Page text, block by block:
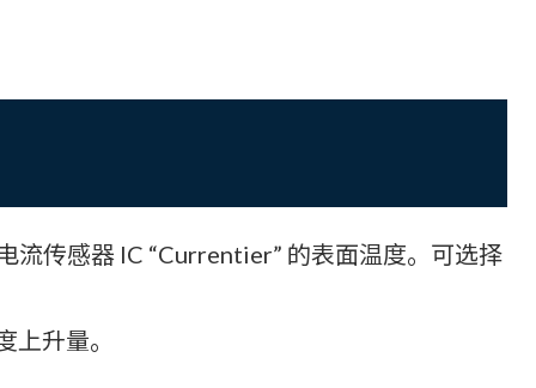
流传感器 IC “Currentier” 的表面温度。可选择
升量。